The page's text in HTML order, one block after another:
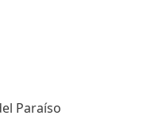
Paraíso